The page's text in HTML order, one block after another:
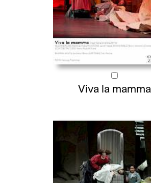
Viva la mamma